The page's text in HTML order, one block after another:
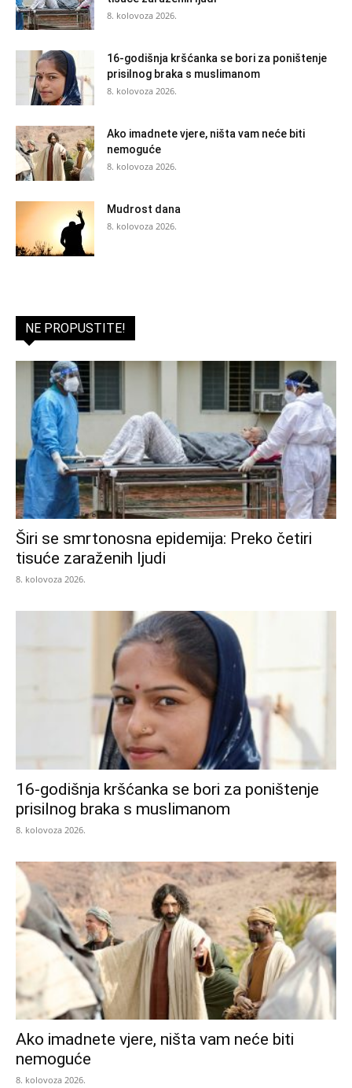
8. kolovoza 2026.
16-godišnja kršćanka se bori za poništenje
prisilnog braka s muslimanom
8. kolovoza 2026.
Ako imadnete vjere, ništa vam neće biti
nemoguće
8. kolovoza 2026.
Mudrost dana
8. kolovoza 2026.
NE PROPUSTITE!
Širi se smrtonosna epidemija: Preko četiri
tisuće zaraženih ljudi
8. kolovoza 2026.
16-godišnja kršćanka se bori za poništenje
prisilnog braka s muslimanom
8. kolovoza 2026.
Ako imadnete vjere, ništa vam neće biti
nemoguće
8. kolovoza 2026.